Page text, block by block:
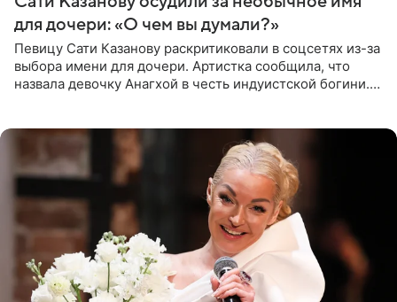
для дочери: «О чем вы думали?»
Певицу Сати Казанову раскритиковали в соцсетях из-за
выбора имени для дочери. Артистка сообщила, что
назвала девочку Анагхой в честь индуистской богини.